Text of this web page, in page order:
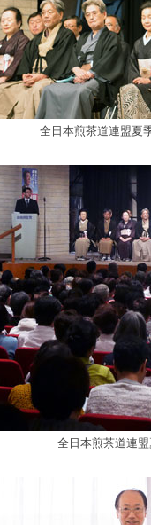
全日本煎茶道連盟夏
全日本煎茶道連